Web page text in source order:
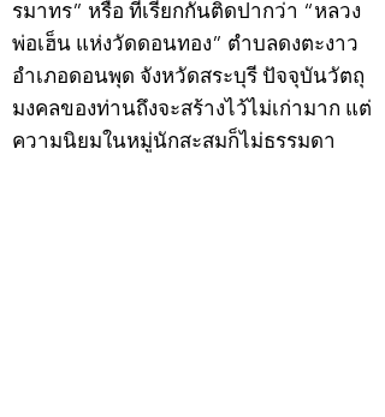
รมาทร” หรือ ที่เรียกกันติดปากว่า “หลวง
พ่อเฮ็น แห่งวัดดอนทอง” ตำบลดงตะงาว
อำเภอดอนพุด จังหวัดสระบุรี ปัจจุบันวัตถุ
มงคลของท่านถึงจะสร้างไว้ไม่เก่ามาก แต่
ความนิยมในหมู่นักสะสมก็ไม่ธรรมดา